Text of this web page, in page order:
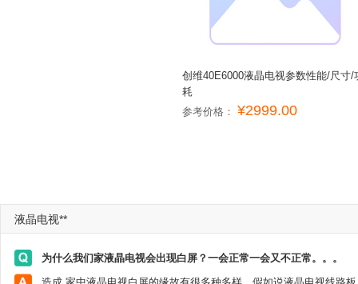
创维40E6000液晶电视参数性能/尺寸/
耗
参考价格： ¥2999.00
液晶电视**
为什么我们家液晶电视会出现白屏？一会正常一会又不正常。。。